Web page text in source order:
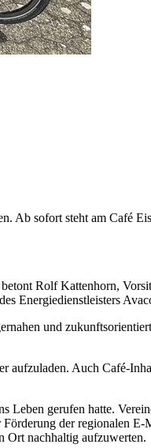
Ab sofort steht am Café
Rolf Kattenhorn,
Energiedienstleisters
und
aufzuladen. Auch Café-
Leben gerufen hatte.
der regionalen E-
Ort nachhaltig aufzuwerten.